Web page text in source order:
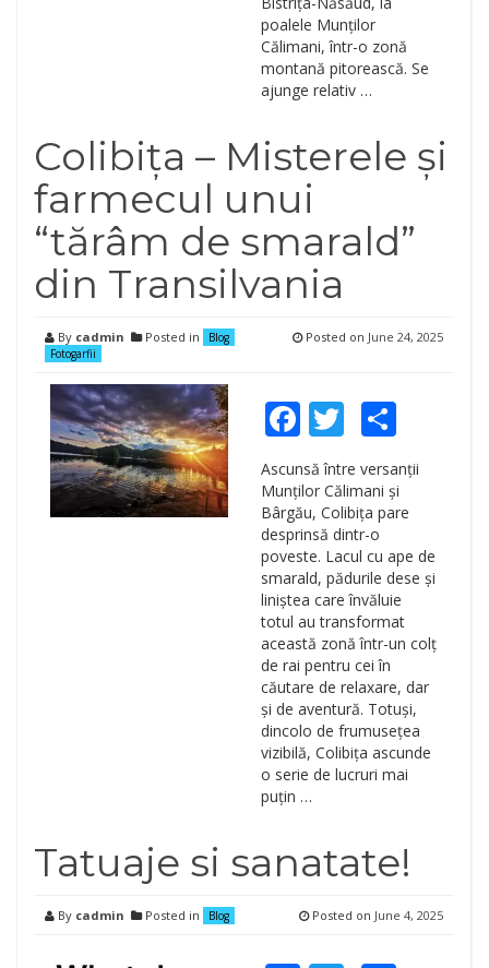
poalele Munților
Călimani, într-o zonă
montană pitorească. Se
ajunge relativ …
Colibița – Misterele și
farmecul unui
“tărâm de smarald”
din Transilvania
By cadmin Posted in
Blog
Fotogarfii
Posted on June 24, 2025
Facebook
TwitterShare
Ascunsă între versanții
Munților Călimani și
Bârgău, Colibița pare
desprinsă dintr-o
poveste. Lacul cu ape de
smarald, pădurile dese și
liniștea care învăluie
totul au transformat
această zonă într-un colț
de rai pentru cei în
căutare de relaxare, dar
și de aventură. Totuși,
dincolo de frumusețea
vizibilă, Colibița ascunde
o serie de lucruri mai
puțin …
Tatuaje si sanatate!
By cadmin Posted in Blog Posted on June 4, 2025